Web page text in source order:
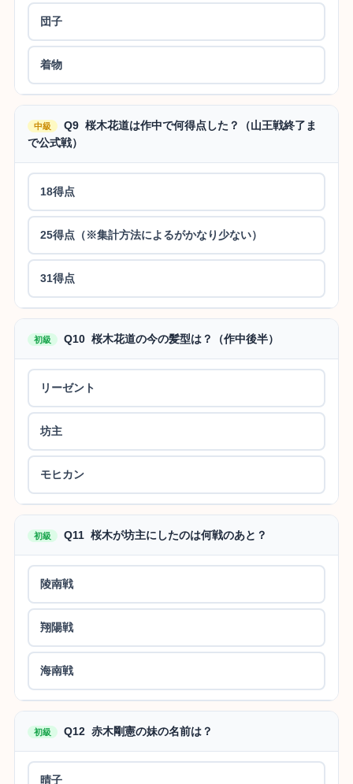
団子
着物
中級
Q9 桜木花道は作中で何得点した？（山王戦終了ま
で公式戦）
18得点
25得点（※集計方法によるがかなり少ない）
31得点
初級 Q10 桜木花道の今の髪型は？（作中後半）
リーゼント
坊主
モヒカン
初級 Q11 桜木が坊主にしたのは何戦のあと？
陵南戦
翔陽戦
海南戦
初級 Q12 赤木剛憲の妹の名前は？
晴子